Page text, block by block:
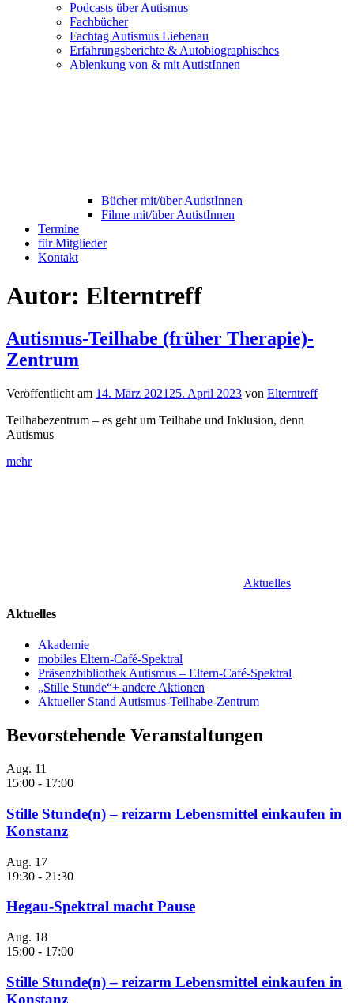
Podcasts über Autismus
Fachbücher
Fachtag Autismus Liebenau
Erfahrungsberichte & Autobiographisches
Ablenkung von & mit AutistInnen
Bücher mit/über AutistInnen
Filme mit/über AutistInnen
Termine
für Mitglieder
Kontakt
Autor: Elterntreff
Autismus-Teilhabe (früher Therapie)-
Zentrum
Veröffentlicht am 14. März 2021 25. April 2023 von Elterntreff
Teilhabezentrum – es geht um Teilhabe und Inklusion, denn
Autismus
mehr
Aktuelles
Aktuelles
Akademie
mobiles Eltern-Café-Spektral
Präsenzbibliothek Autismus – Eltern-Café-Spektral
„Stille Stunde“+ andere Aktionen
Aktueller Stand Autismus-Teilhabe-Zentrum
Bevorstehende Veranstaltungen
Aug. 11
15:00 - 17:00
Stille Stunde(n) – reizarm Lebensmittel einkaufen in
Konstanz
Aug. 17
19:30 - 21:30
Hegau-Spektral macht Pause
Aug. 18
15:00 - 17:00
Stille Stunde(n) – reizarm Lebensmittel einkaufen in
Konstanz